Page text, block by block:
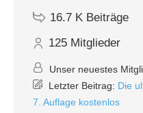
16.7 K Beiträge
125 Mitglieder
Unser neuestes
Letzter Beitrag: Die
7. Auflage kostenlos